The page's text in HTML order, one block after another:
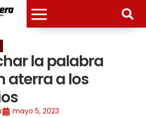
la palabra
aterra a los
mayo 5, 2023